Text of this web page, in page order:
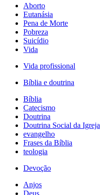
Aborto
Eutanásia
Pena de Morte
Pobreza
Suicídio
Vida
Vida profissional
Bíblia e doutrina
Bíblia
Catecismo
Doutrina
Doutrina Social da Igreja
evangelho
Frases da Bíblia
teologia
Devoção
Anjos
Deus